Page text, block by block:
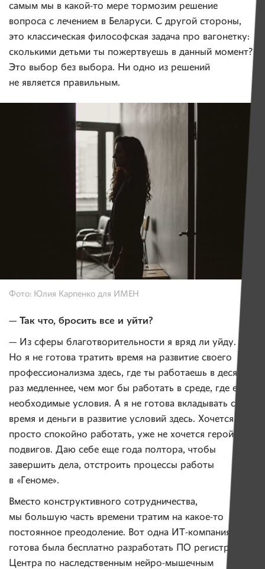
самым мы в какой-то мере тормозим решение
вопроса с лечением в Беларуси. С другой стороны,
это классическая философская задача про вагонетку:
сколькими детьми ты пожертвуешь в данный момент?
Это выбор без выбора. Ни одно из решений
не является правильным.
Фото: Юлия Карпенко для ИМЕН
— Так что, бросить все и уйти?
— Из сферы благотворительности я вряд ли уйду.
Но я не готова тратить время на развитие своего
профессионализма здесь, где ты работаешь в десять
раз медленнее, чем мог бы работать в среде, где есть
необходимые условия. А я не готова вкладывать свое
время и деньги в развитие условий здесь. Хочется
просто спокойно работать, уже не хочется геройства,
подвигов. Даю себе еще года полтора, чтобы
завершить дела, отстроить процессы работы
в «Геноме».
Вместо конструктивного сотрудничества,
мы большую часть времени тратим на какое-то
постоянное преодоление. Вот одна ИТ-компания
готова была бесплатно разработать ПО регистра для
Центра по наследственным нейро-мышечным